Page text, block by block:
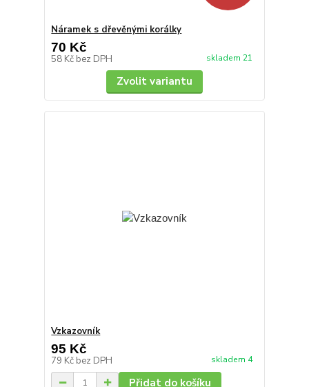
Náramek s dřevěnými korálky
70 Kč
58 Kč bez DPH skladem 21
Zvolit variantu
Vzkazovník
95 Kč
79 Kč bez DPH skladem 4
Přidat do košíku